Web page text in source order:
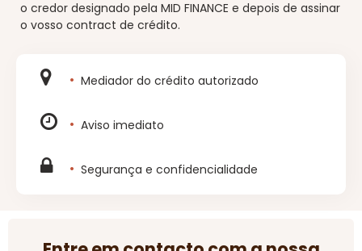
o credor designado pela MID FINANCE e depois de assinar
o vosso contract de crédito.
Mediador do crédito autorizado
Aviso imediato
Segurança e confidencialidade